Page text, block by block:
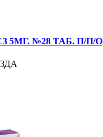
5МГ. №28 ТАБ. П/П/О